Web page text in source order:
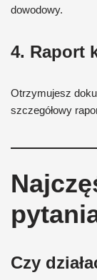
dowodowy.
4. Raport
Otrzymujesz
szczegółowy
Czy